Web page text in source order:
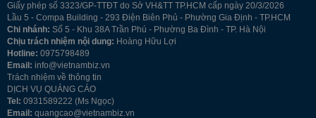
Giấy phép số 3323/GP-TTĐT do Sở VH&TT TP.HCM cấp ngày 20/3/2026
Lầu 5 - Compa Building - 293 Điện Biên Phủ - Phường Gia Định - TP.HCM
Chi nhánh: Số 5 - Khu 38A Trần Phú - Phường Ba Đình - TP. Hà Nội
Chịu trách nhiệm nội dung: Hoàng Hữu Lợi
Hotline: 0975798489
Email: info@vietnambiz.vn
Trách nhiệm về thông tin
DỊCH VỤ QUẢNG CÁO
Tel: 0931589222 (Ms Ngọc)
Email: quangcao@vietnambiz.vn